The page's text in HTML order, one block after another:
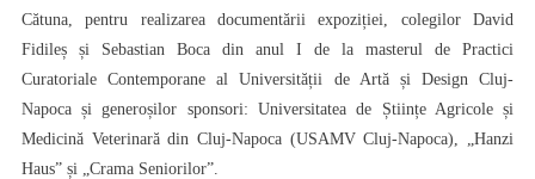
Cătuna, pentru realizarea documentării expoziției, colegilor David
Fidileș și Sebastian Boca din anul I de la masterul de Practici
Curatoriale Contemporane al Universității de Artă și Design Cluj-
Napoca și generoșilor sponsori: Universitatea de Științe Agricole și
Medicină Veterinară din Cluj-Napoca (USAMV Cluj-Napoca), „Hanzi
Haus” și „Crama Seniorilor”.